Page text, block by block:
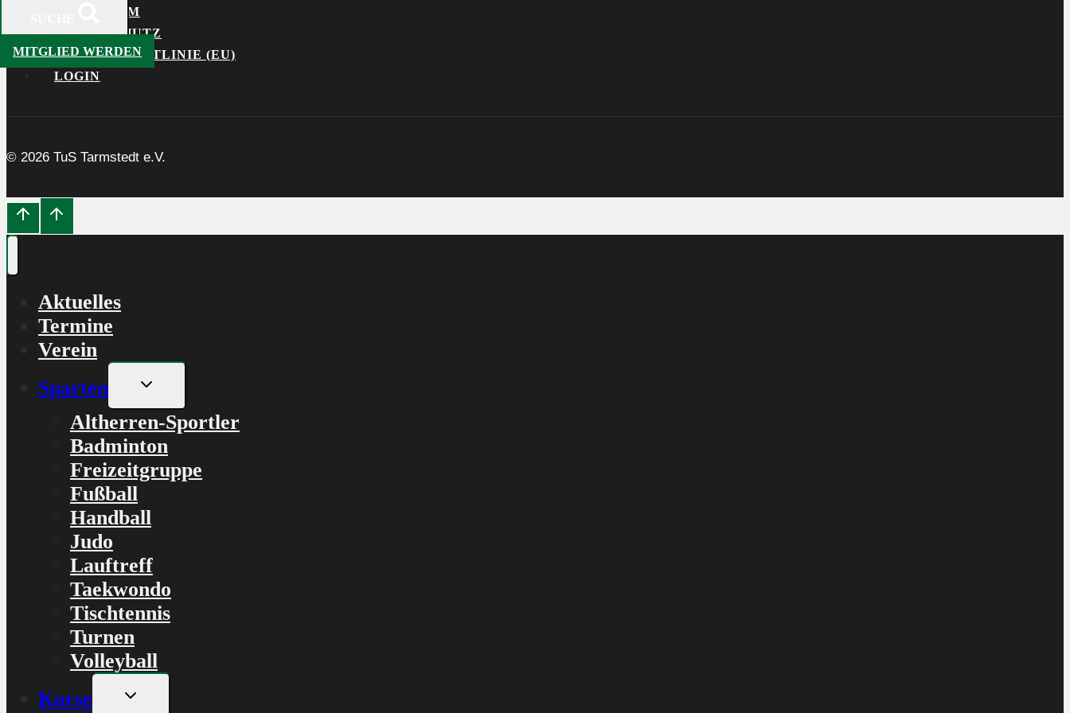
MITGLIED WERDEN
IMPRESSUM
DATENSCHUTZ
COOKIE-RICHTLINIE (EU)
LOGIN
© 2026 TuS Tarmstedt e.V.
Aktuelles
Termine
Verein
Sparten
Untermenü
Altherren-Sportler
Badminton
Freizeitgruppe
Fußball
Handball
Judo
Lauftreff
Taekwondo
Tischtennis
Turnen
Volleyball
Kurse
Untermenü